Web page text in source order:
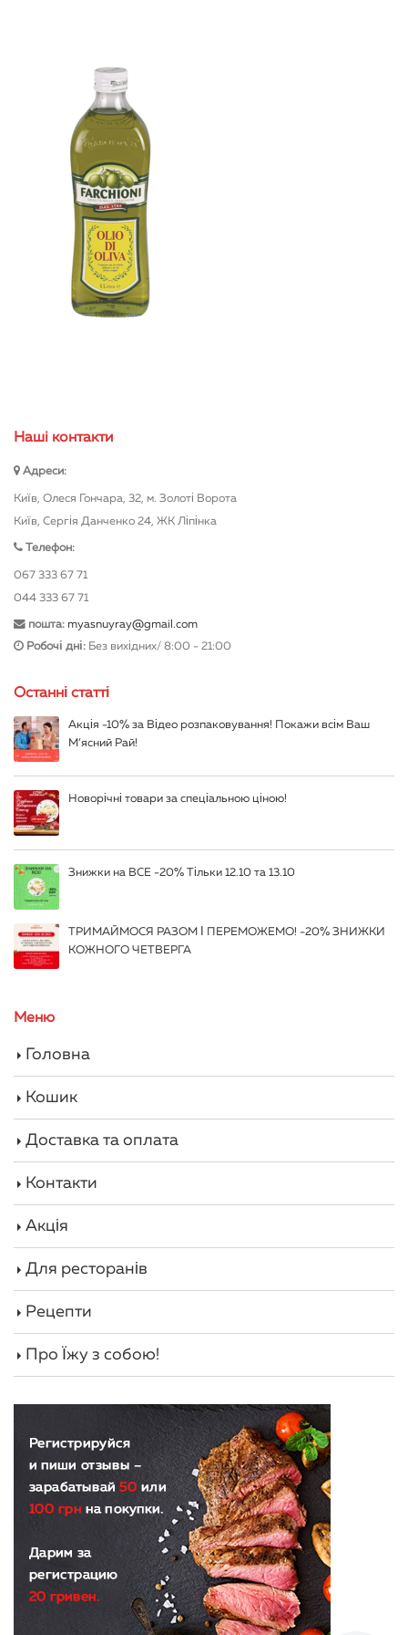
Нашi контакти
Адреси:
Київ, Олеся Гончара, 32, м. Золоті Ворота
Київ, Сергія Данченко 24, ЖК Ліпінка
Телефон:
067 333 67 71
044 333 67 71
пошта: myasnuyray@gmail.com
Робочі дні: Без вихідних/ 8:00 - 21:00
Останні статті
Акція -10% за Відео розпаковування! Покажи всім Ваш
М’ясний Рай!
Новорічні товари за спеціальною ціною!
Знижки на ВСЕ -20% Тільки 12.10 та 13.10
ТРИМАЙМОСЯ РАЗОМ І ПЕРЕМОЖЕМО! -20% ЗНИЖКИ
КОЖНОГО ЧЕТВЕРГА
Меню
Головна
Кошик
Доставка та оплата
Контакти
Акція
Для ресторанів
Рецепти
Про Їжу з собою!